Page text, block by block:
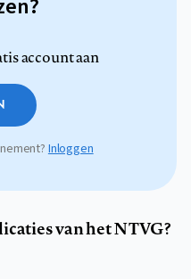
account aan
Inloggen
van het NTVG?